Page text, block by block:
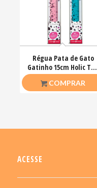
Régua Pata de Gato
Gatinho 15cm Holic Tris
Papelaria Fofa
COMPRAR
ACESSE